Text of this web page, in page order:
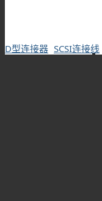
D型连接器 SCSI连接线